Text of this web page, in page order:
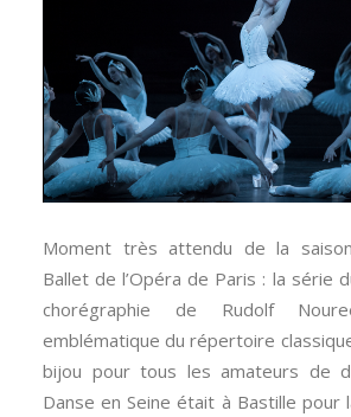
Moment très attendu de la
Ballet de l’Opéra de Paris : la série
chorégraphie de Rudolf
emblématique du répertoire
bijou pour tous les amateurs de
Danse en Seine était à Bastille pour